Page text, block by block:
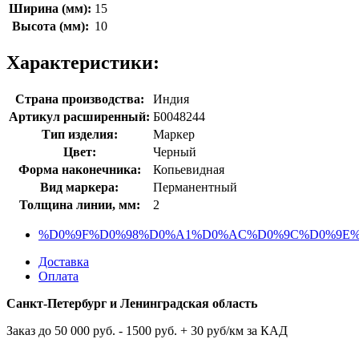
Ширина (мм): 15
Высота (мм): 10
Характеристики:
Страна производства:
Индия
Артикул расширенный: Б0048244
Тип изделия:
Маркер
Цвет:
Черный
Форма наконечника:
Копьевидная
Вид маркера:
Перманентный
Толщина линии, мм:
2
Доставка
Оплата
Санкт-Петербург и Ленинградская область
Заказ до 50 000 руб. - 1500 руб. + 30 руб/км за КАД